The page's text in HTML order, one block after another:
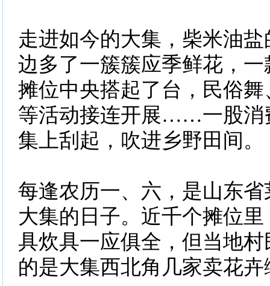
走进如今的大集，柴米油
边多了一簇簇应季鲜花，
摊位中央搭起了台，民俗
等活动接连开展……一股消
集上刮起，吹进乡野田间。
每逢农历一、六，是山东
大集的日子。近千个摊位
具炊具一应俱全，但当地
的是大集西北角几家卖花